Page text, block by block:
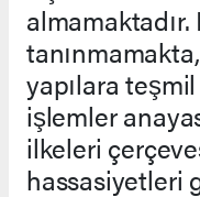
yapılara
işlemler
ilkeleri
hassasiyetleri